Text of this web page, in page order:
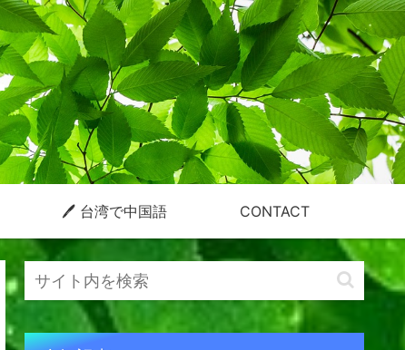
🖊 台湾で中国語 CONTACT